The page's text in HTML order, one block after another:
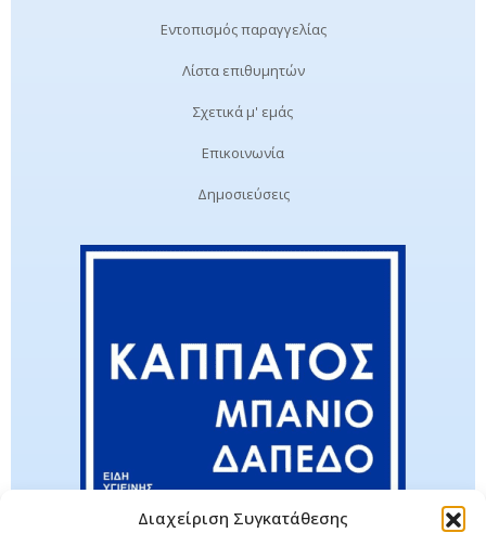
Διαχείριση Συγκατάθεσης
Εντοπισμός παραγγελίας
Λίστα επιθυμητών
Σχετικά μ' εμάς
Επικοινωνία
Δημοσιεύσεις